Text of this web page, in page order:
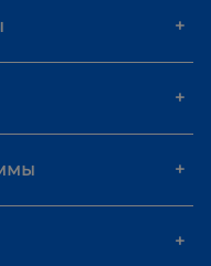
+
+
+
+